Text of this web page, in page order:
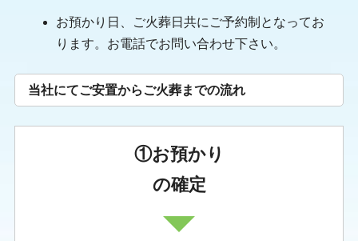
お預かり日、ご火葬日共にご予約制となってお
ります。お電話でお問い合わせ下さい。
当社にてご安置からご火葬までの流れ
①お預かり
の確定